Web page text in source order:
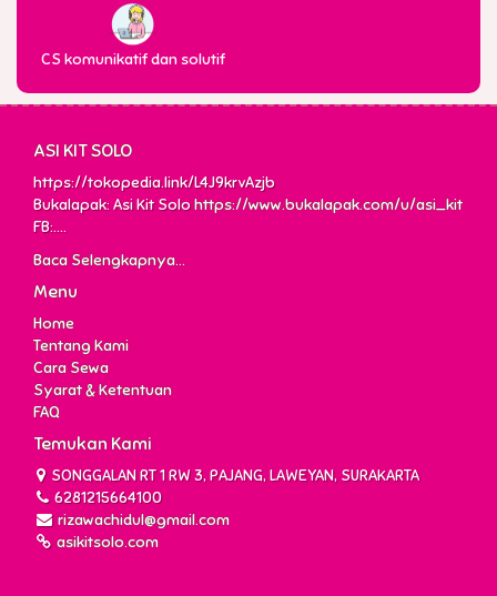
CS komunikatif dan solutif
ASI KIT SOLO
https://tokopedia.link/L4J9krvAzjb
Bukalapak: Asi Kit Solohttps://www.bukalapak.com/u/asi_kit
FB:....
Baca Selengkapnya...
Menu
Home
Tentang Kami
Cara Sewa
Syarat & Ketentuan
FAQ
Temukan Kami
SONGGALAN RT 1 RW 3, PAJANG, LAWEYAN, SURAKARTA
6281215664100
rizawachidul@gmail.com
asikitsolo.com